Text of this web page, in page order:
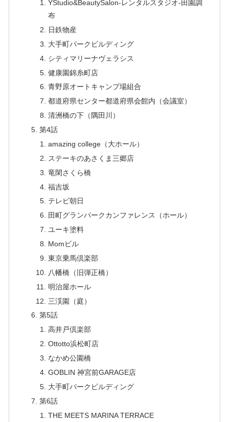
YStudio&BeautySalon-レンタルスタジオ‐田園調
布
日鉄物産
大手町パークビルディング
シティマリーナヴェラシス
健康園錦糸町店
青野原オートキャンプ場組合
都道府県センター都道府県会館内（会議室）
清洲橋の下（隅田川）
第4話
amazing college（大ホール）
ステーキのあさくま三郷店
竜閑さくら橋
福吉坂
テレビ朝日
田町グランパークカンファレンス（ホール）
ユーキ塗料
Momビル
東京乗馬倶楽部
八幡橋（旧弾正橋）
明治屋ホール
三渓園（庭）
第5話
高井戸倶楽部
Ottotto浜松町店
なかめ公園橋
GOBLIN 神宮前GARAGE店
大手町パークビルディング
第6話
THE MEETS MARINA TERRACE